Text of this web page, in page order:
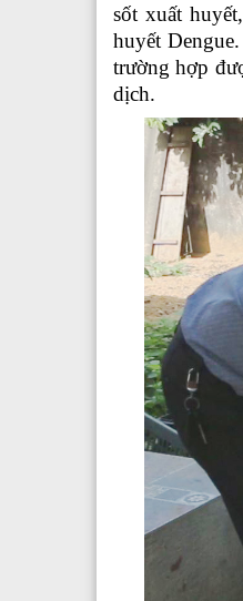
sốt xuất
huyết
trường hợp
dịch.